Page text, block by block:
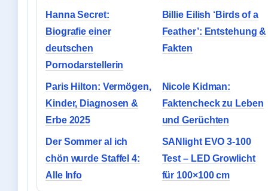
Hanna Secret:
Biografie einer
deutschen
Pornodarstellerin
Billie Eilish ‘Birds of a
Feather’: Entstehung &
Fakten
Paris Hilton: Vermögen,
Kinder, Diagnosen &
Erbe 2025
Nicole Kidman:
Faktencheck zu Leben
und Gerüchten
Der Sommer al ich
chön wurde Staffel 4:
Alle Info
SANlight EVO 3-100
Test – LED Growlicht
für 100×100 cm